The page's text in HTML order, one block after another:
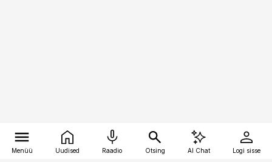
Menüü Uudised Raadio Otsing AI Chat Logi sisse